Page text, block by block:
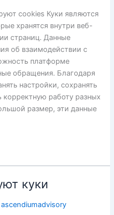
cookies Куки являются
хранятся внутри веб-
страниц. Данные
об взаимодействии с
платформе
обращения. Благодаря
настройки, сохранять
корректную работу разных
размер, эти данные
куки
ascendiumadvisory